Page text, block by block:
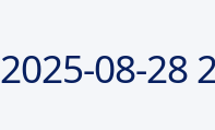
2025-08-28